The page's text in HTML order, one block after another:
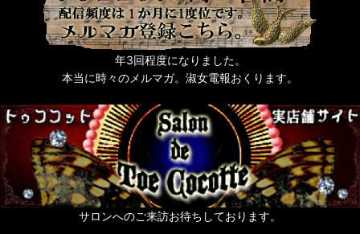
年3回程度になりました。
本当に時々のメルマガ。淑女電報おくります。
サロンへのご来訪お待ちしております。